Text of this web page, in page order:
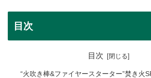
目次
目次
“火吹き棒&ファイヤースターター”焚き火